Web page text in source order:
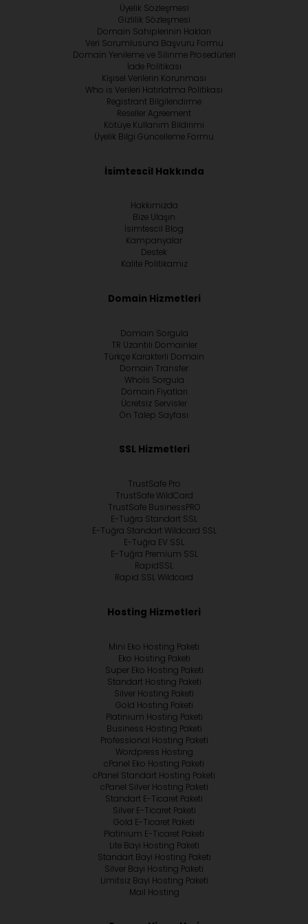
Üyelik Sözleşmesi
Gizlilik Sözleşmesi
Domain Sahiplerinin Hakları
Veri Sorumlusuna Başvuru Formu
Domain Yenileme ve Silinme Prosedürleri
İade Politikası
Kişisel Verilerin Korunması
Who is Verileri Hatırlatma Politikası
Registrant Bilgilendirme
Reseller Agreement
Kötüye Kullanım Bildirimi
Üyelik Bilgi Güncelleme Formu
İsimtescil Hakkında
Hakkımızda
Bize Ulaşın
İsimtescil Blog
Kampanyalar
Destek
Kalite Politikamız
Domain Hizmetleri
Domain Sorgula
TR Uzantılı Domainler
Türkçe Karakterli Domain
Domain Transfer
Whoİs Sorgula
Domain Fiyatları
Ücretsiz Servisler
Ön Talep Sayfası
SSL Hizmetleri
TrustSafe Pro
TrustSafe WildCard
TrustSafe BusinessPRO
E-Tuğra Standart SSL
E-Tuğra Standart Wildcard SSL
E-Tuğra EV SSL
E-Tuğra Premium SSL
RapidSSL
Rapid SSL Wildcard
Hosting Hizmetleri
Mini Eko Hosting Paketi
Eko Hosting Paketi
Super Eko Hosting Paketi
Standart Hosting Paketi
Silver Hosting Paketi
Gold Hosting Paketi
Platinium Hosting Paketi
Business Hosting Paketi
Professional Hosting Paketi
Wordpress Hosting
cPanel Eko Hosting Paketi
cPanel Standart Hosting Paketi
cPanel Silver Hosting Paketi
Standart E-Ticaret Paketi
Silver E-Ticaret Paketi
Gold E-Ticaret Paketi
Platinium E-Ticaret Paketi
Lite Bayi Hosting Paketi
Standart Bayi Hosting Paketi
Silver Bayi Hosting Paketi
Limitsiz Bayi Hosting Paketi
Mail Hosting